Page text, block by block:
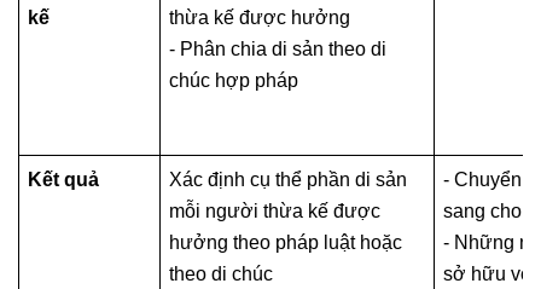
kế
thừa kế được hưởng
- Phân chia di sản theo di
chúc hợp pháp
Kết quả
Xác định cụ thể phần di sản
mỗi người thừa kế được
hưởng theo pháp luật hoặc
theo di chúc
- Chuyển
sang cho
- Những
sở hữu với